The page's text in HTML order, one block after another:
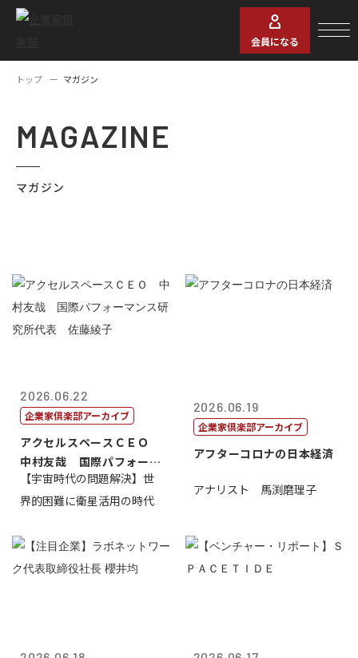
会員になる
トップ マガジン
MAGAZINE
マガジン
2026.06.22
企業家倶楽部アーカイブ
アクセルスペースＣＥＯ
中村友哉 国際パフォーマ
ンス研究所代...
【宇宙時代の問題解決】世
界的困難に衛星活用の時代
2026.06.19
企業家倶楽部アーカイブ
アフターコロナの日本経済
アナリスト 馬渕磨理子